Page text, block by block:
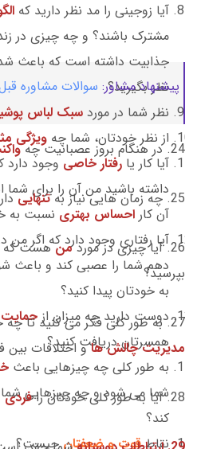
آیا زوجینی را مد نظر دارید که
مشترک باشند؟ و چه چیزی در
جذابیت داشته است که باعث
نظر بگیرید؟
نظر شما در مورد سبک لباس
از نظر خودتان، شما چه ویژگی
آیا کار یا رفتار خاصی وجود
داشته باشید من آن را برای شما
آن کار احساس بهتری نسبت به
آیا رفتاری وجود دارد که اگر من
دهم شما را عصبی کند و
به خودتان پیدا کنید؟
دوست دارید چه میزان از
همسرتان دریافت کنید؟
به طور کلی چه چیزهایی باعث
شما می شود و چه چیزهایی
کند؟
نقاطقوت و ضعفتانچیست؟
پیشنهاد مشاور: سوالات مشاوره
24. در هنگام بروز عصبانیت چه
25. چه زمان هایی نیاز به تنهایی
26. آیا چیزی در مورد منهست که
بپرسید؟
27. به طور کلی فکر می کنید تا چه حد در روابط بین
مدیریت چالش هاو اختلافات
28. آیا به طور کلی خودتان را